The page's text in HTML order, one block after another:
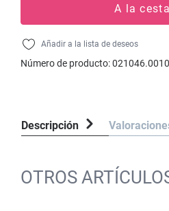
A la cesta
Añadir a la lista de deseos
Número de producto:
Descripción
OTROS